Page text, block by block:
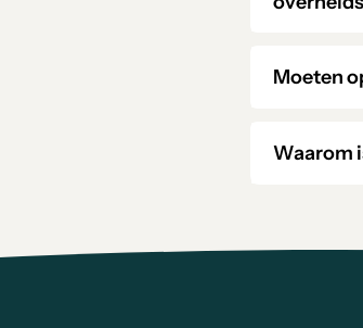
Moeten
Waarom